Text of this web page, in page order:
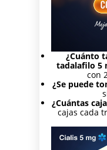
¿Cuánto
tadalafilo 5
con
¿Se puede
¿Cuántas
cajas cada